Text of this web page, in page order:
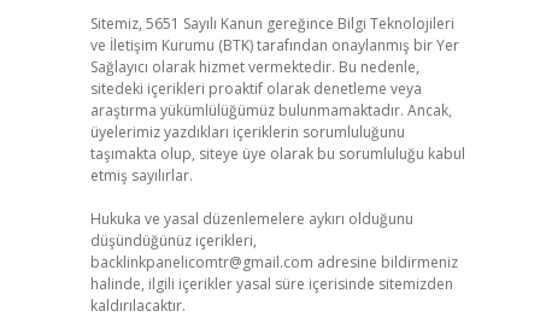
Sitemiz, 5651 Sayılı Kanun gereğince Bilgi Teknolojileri
ve İletişim Kurumu (BTK) tarafından onaylanmış bir Yer
Sağlayıcı olarak hizmet vermektedir. Bu nedenle,
sitedeki içerikleri proaktif olarak denetleme veya
araştırma yükümlülüğümüz bulunmamaktadır. Ancak,
üyelerimiz yazdıkları içeriklerin sorumluluğunu
taşımakta olup, siteye üye olarak bu sorumluluğu kabul
etmiş sayılırlar.
Hukuka ve yasal düzenlemelere aykırı olduğunu
düşündüğünüz içerikleri,
backlinkpanelicomtr@gmail.com adresine bildirmeniz
halinde, ilgili içerikler yasal süre içerisinde sitemizden
kaldırılacaktır.